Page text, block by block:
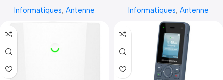
Informatiques, Antenne Informatiques, Antenne